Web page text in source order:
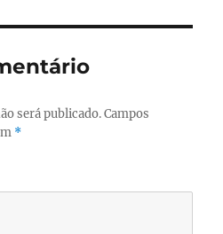
será publicado. Campos
*